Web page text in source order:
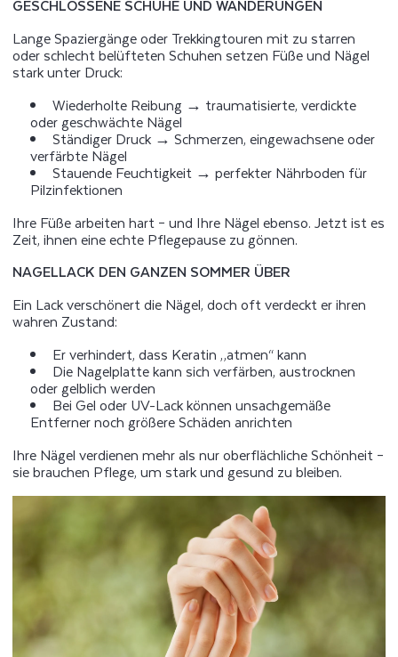
GESCHLOSSENE SCHUHE UND WANDERUNGEN
Lange Spaziergänge oder Trekkingtouren mit zu starren
oder schlecht belüfteten Schuhen setzen Füße und Nägel
stark unter Druck:
Wiederholte Reibung → traumatisierte, verdickte
oder geschwächte Nägel
Ständiger Druck → Schmerzen, eingewachsene oder
verfärbte Nägel
Stauende Feuchtigkeit → perfekter Nährboden für
Pilzinfektionen
Ihre Füße arbeiten hart – und Ihre Nägel ebenso. Jetzt ist es
Zeit, ihnen eine echte Pflegepause zu gönnen.
NAGELLACK DEN GANZEN SOMMER ÜBER
Ein Lack verschönert die Nägel, doch oft verdeckt er ihren
wahren Zustand:
Er verhindert, dass Keratin „atmen“ kann
Die Nagelplatte kann sich verfärben, austrocknen
oder gelblich werden
Bei Gel oder UV-Lack können unsachgemäße
Entferner noch größere Schäden anrichten
Ihre Nägel verdienen mehr als nur oberflächliche Schönheit –
sie brauchen Pflege, um stark und gesund zu bleiben.